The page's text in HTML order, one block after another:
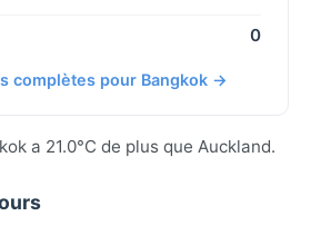
0
complètes pour Bangkok →
a 21.0°C de plus que Auckland.